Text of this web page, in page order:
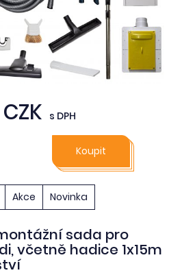
s DPH
Koupit
Akce Novinka
sada pro
včetně hadice 1x15m